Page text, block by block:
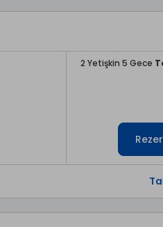
2 Yetişkin 5 Gece